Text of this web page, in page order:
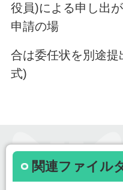
役員)による申し出
申請の場
合は委任状を別途
式)
関連ファイル